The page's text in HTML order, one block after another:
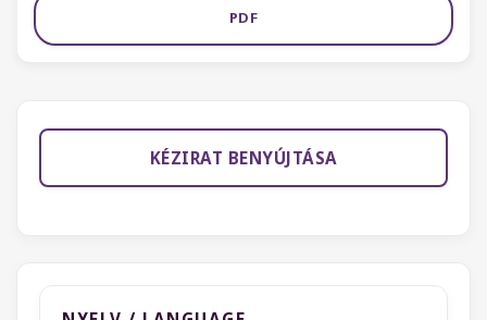
PDF
KÉZIRAT BENYÚJTÁSA